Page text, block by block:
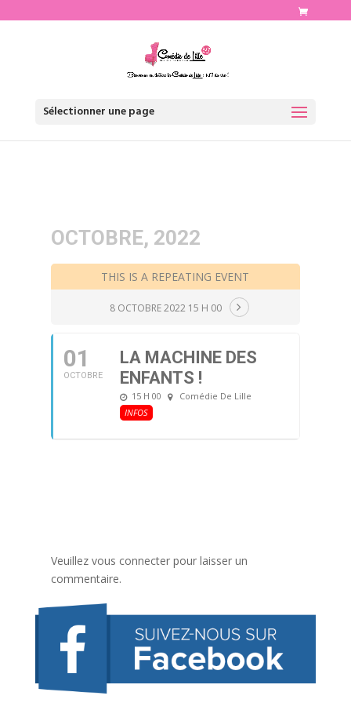
Sélectionner une page
OCTOBRE, 2022
THIS IS A REPEATING EVENT
8 OCTOBRE 2022 15 H 00
01
OCTOBRE
LA MACHINE DES
ENFANTS !
15 H 00
Comédie De Lille
INFOS
Veuillez vous connecter pour laisser un
commentaire.